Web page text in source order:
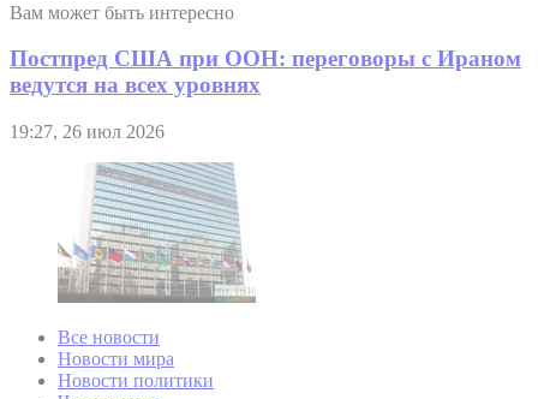
Вам может быть интересно
Постпред США при ООН: переговоры с Ираном
ведутся на всех уровнях
19:27, 26 июл 2026
Все новости
Новости мира
Новости политики